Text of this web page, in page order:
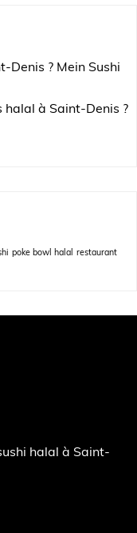
Denis ? Mein Sushi
halal à Saint-Denis ?
poke bowl halal
restaurant
halal à Saint-